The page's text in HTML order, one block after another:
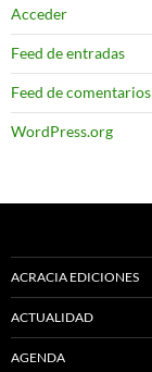
Acceder
Feed de entradas
Feed de comentarios
WordPress.org
ACRACIA EDICIONES
ACTUALIDAD
AGENDA